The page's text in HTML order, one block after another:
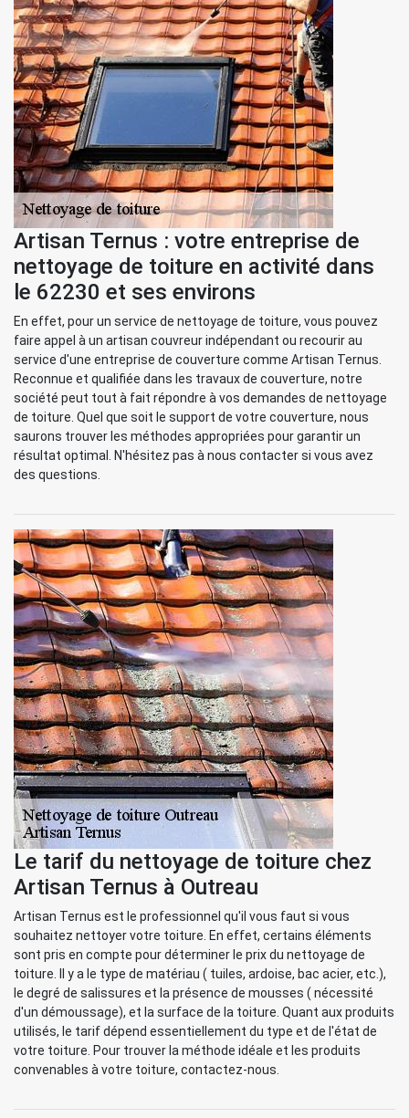
Artisan Ternus : votre entreprise de
nettoyage de toiture en activité dans
le 62230 et ses environs
En effet, pour un service de nettoyage de toiture, vous pouvez
faire appel à un artisan couvreur indépendant ou recourir au
service d'une entreprise de couverture comme Artisan Ternus.
Reconnue et qualifiée dans les travaux de couverture, notre
société peut tout à fait répondre à vos demandes de nettoyage
de toiture. Quel que soit le support de votre couverture, nous
saurons trouver les méthodes appropriées pour garantir un
résultat optimal. N'hésitez pas à nous contacter si vous avez
des questions.
Le tarif du nettoyage de toiture chez
Artisan Ternus à Outreau
Artisan Ternus est le professionnel qu'il vous faut si vous
souhaitez nettoyer votre toiture. En effet, certains éléments
sont pris en compte pour déterminer le prix du nettoyage de
toiture. Il y a le type de matériau ( tuiles, ardoise, bac acier, etc.),
le degré de salissures et la présence de mousses ( nécessité
d'un démoussage), et la surface de la toiture. Quant aux produits
utilisés, le tarif dépend essentiellement du type et de l'état de
votre toiture. Pour trouver la méthode idéale et les produits
convenables à votre toiture, contactez-nous.